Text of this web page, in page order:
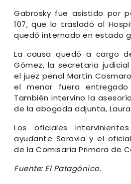
Gabrosky fue asistido por
107, que lo trasladó al
quedó internado en estado
La causa quedó a cargo
Gómez, la secretaria
el juez penal Martín
el menor fuera
También intervino la
de la abogada adjunta,
Los oficiales
ayudante Saravia y el
de la Comisaría Primera de
Fuente: El Patagónico.